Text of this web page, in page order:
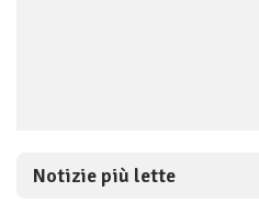
Notizie più lette